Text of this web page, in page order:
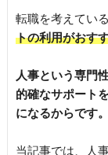
転職を考えてい
トの利用がおす
人事という専門
的確なサポート
になるからです。
当記事では、人